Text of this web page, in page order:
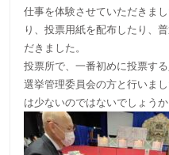
仕事を体験させていただきま
り、投票用紙を配布したり、
だきました。
投票所で、一番初めに投票す
選挙管理委員会の方と行いま
は少ないのではないでしょうか